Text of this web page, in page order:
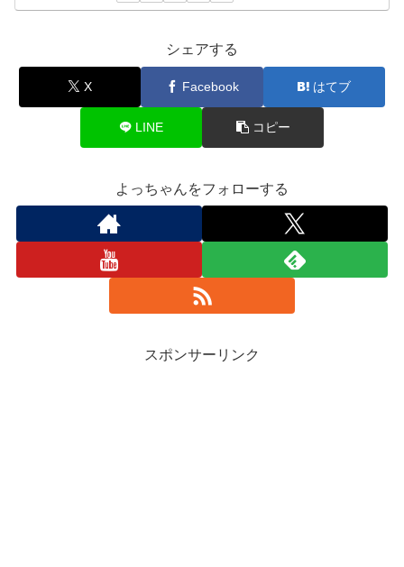
シェアする
X Facebook はてブ
LINE コピー
よっちゃんをフォローする
スポンサーリンク